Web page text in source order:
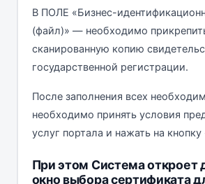
В ПОЛЕ «Бизнес-
(файл)» — необходимо
сканированную копию
государственной регистрации.
После заполнения всех
необходимо принять условия
услуг портала и нажать на
При этом Система откроет
окно выбора сертификата